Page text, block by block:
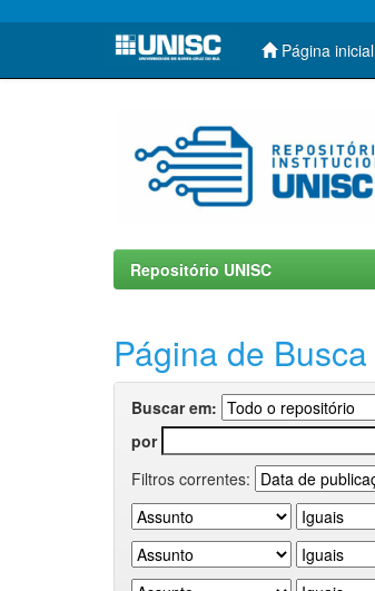
Skip
Página inicial
Repositório UNISC
Página de Busca
Buscar em:
por
Filtros correntes: